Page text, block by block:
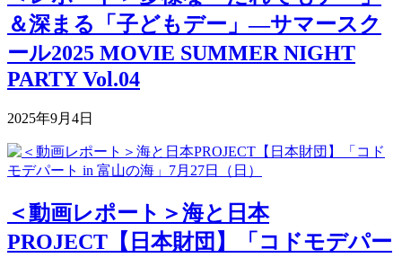
＆深まる「子どもデー」―サマースク
ール2025 MOVIE SUMMER NIGHT
PARTY Vol.04
2025年9月4日
＜動画レポート＞海と日本
PROJECT【日本財団】「コドモデパー